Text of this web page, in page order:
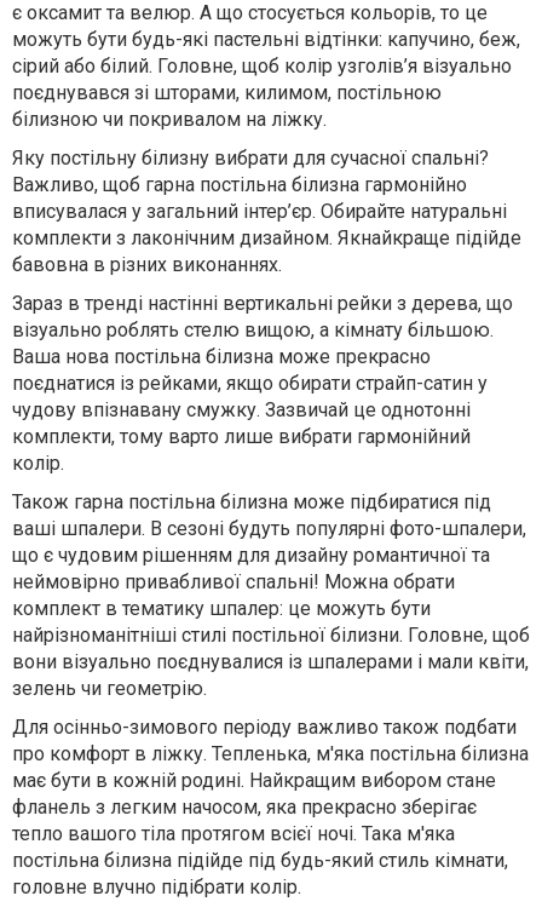
є оксамит та велюр. А що стосується кольорів, то це
можуть бути будь-які пастельні відтінки: капучино, беж,
сірий або білий. Головне, щоб колір узголів’я візуально
поєднувався зі шторами, килимом, постільною
білизною чи покривалом на ліжку.
Яку постільну білизну вибрати для сучасної спальні?
Важливо, щоб гарна постільна білизна гармонійно
вписувалася у загальний інтер’єр. Обирайте натуральні
комплекти з лаконічним дизайном. Якнайкраще підійде
бавовна в різних виконаннях.
Зараз в тренді настінні вертикальні рейки з дерева, що
візуально роблять стелю вищою, а кімнату більшою.
Ваша нова постільна білизна може прекрасно
поєднатися із рейками, якщо обирати страйп-сатин у
чудову впізнавану смужку. Зазвичай це однотонні
комплекти, тому варто лише вибрати гармонійний
колір.
Також гарна постільна білизна може підбиратися під
ваші шпалери. В сезоні будуть популярні фото-шпалери,
що є чудовим рішенням для дизайну романтичної та
неймовірно привабливої спальні! Можна обрати
комплект в тематику шпалер: це можуть бути
найрізноманітніші стилі постільної білизни. Головне, щоб
вони візуально поєднувалися із шпалерами і мали квіти,
зелень чи геометрію.
Для осінньо-зимового періоду важливо також подбати
про комфорт в ліжку. Тепленька, м'яка постільна білизна
має бути в кожній родині. Найкращим вибором стане
фланель з легким начосом, яка прекрасно зберігає
тепло вашого тіла протягом всієї ночі. Така м'яка
постільна білизна підійде під будь-який стиль кімнати,
головне влучно підібрати колір.